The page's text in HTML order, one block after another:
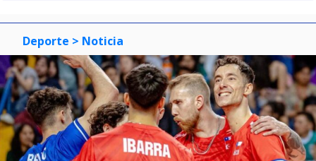
Deporte > Noticia